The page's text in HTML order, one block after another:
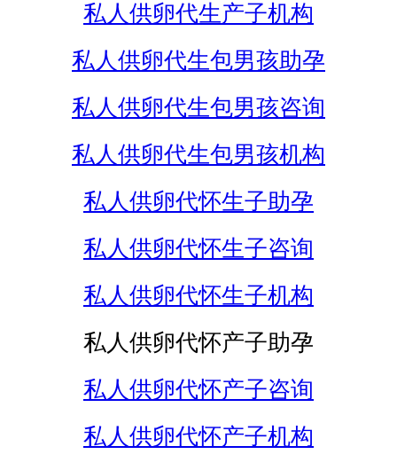
私人供卵代生产子机构
私人供卵代生包男孩助孕
私人供卵代生包男孩咨询
私人供卵代生包男孩机构
私人供卵代怀生子助孕
私人供卵代怀生子咨询
私人供卵代怀生子机构
私人供卵代怀产子助孕
私人供卵代怀产子咨询
私人供卵代怀产子机构